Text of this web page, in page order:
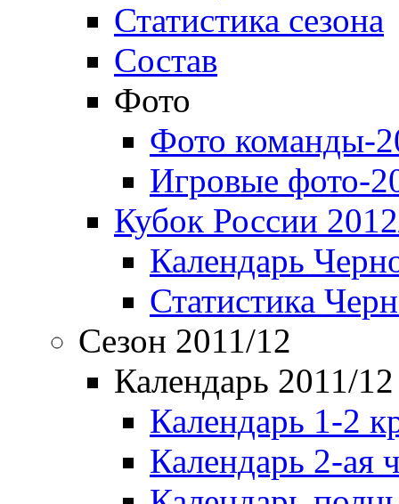
Статистика сезона
Состав
Фото
Фото команды-
Игровые фото-
Кубок России
Календарь
Статистика
Сезон 2011/12
Календарь 2011/12
Календарь 1-2
Календарь 2-ая